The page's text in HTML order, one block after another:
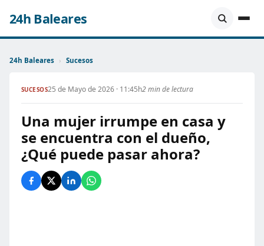
24h Baleares
24h Baleares › Sucesos
SUCESOS25 de Mayo de 2026 · 11:45h2 min de lectura
Una mujer irrumpe en casa y
se encuentra con el dueño,
¿Qué puede pasar ahora?